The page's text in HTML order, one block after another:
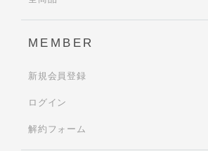
MEMBER
新規会員登録
ログイン
解約フォーム